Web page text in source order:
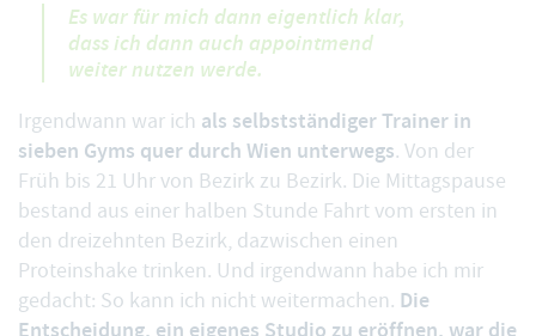
Es war für mich dann eigentlich klar,
dass ich dann auch appointmend
weiter nutzen werde.
Irgendwann war ich als selbstständiger Trainer in
sieben Gyms quer durch Wien unterwegs. Von der
Früh bis 21 Uhr von Bezirk zu Bezirk. Die Mittagspause
bestand aus einer halben Stunde Fahrt vom ersten in
den dreizehnten Bezirk, dazwischen einen
Proteinshake trinken. Und irgendwann habe ich mir
gedacht: So kann ich nicht weitermachen. Die
Entscheidung, ein eigenes Studio zu eröffnen, war die